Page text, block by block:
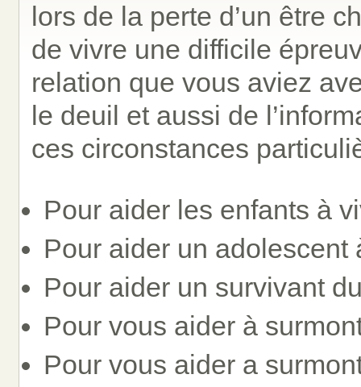
lors de la perte d’un être
de vivre une difficile
relation que vous aviez
le deuil et aussi de
ces circonstances
Pour aider les enfants à
Pour aider un adolescent
Pour aider un survivant
Pour vous aider à
Pour vous aider a